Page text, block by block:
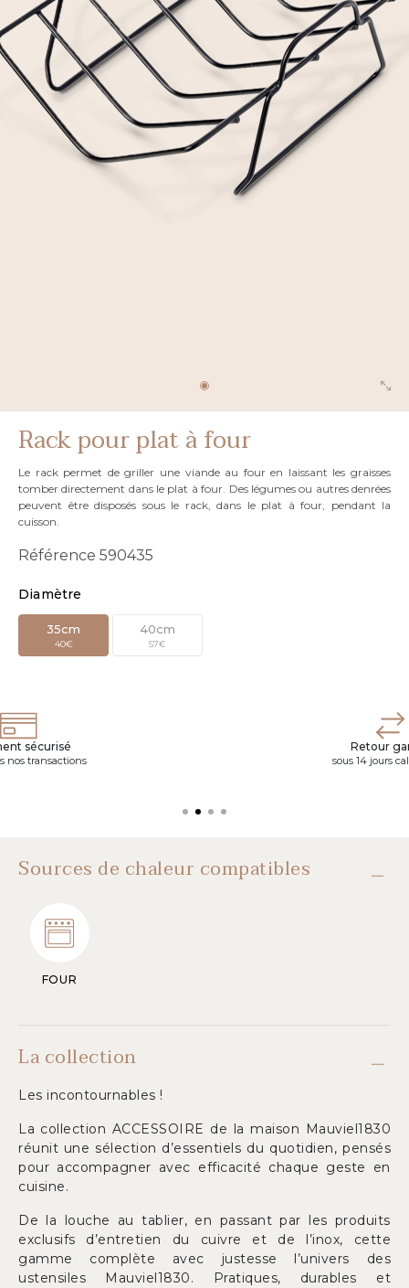
Rack pour plat à four
Le rack permet de griller une viande au four en laissant les graisses
tomber directement dans le plat à four. Des légumes ou autres denrées
peuvent être disposés sous le rack, dans le plat à four, pendant la
cuisson.
Référence 590435
Diamètre
35cm
40€
40cm
57€
sécurisé
nos transactions
Retour
sous 14 jours
Sources de chaleur compatibles
FOUR
La collection
Les incontournables !
La collection ACCESSOIRE de la maison Mauviel1830
réunit une sélection d’essentiels du quotidien, pensés
pour accompagner avec efficacité chaque geste en
cuisine.
De la louche au tablier, en passant par les produits
exclusifs d’entretien du cuivre et de l’inox, cette
gamme complète avec justesse l’univers des
ustensiles Mauviel1830. Pratiques, durables et